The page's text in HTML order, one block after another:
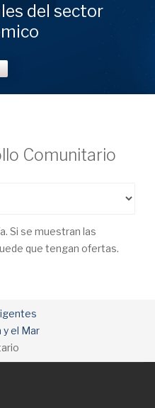
del sector
Comunitario
Si se muestran las
que tengan ofertas.
y el Mar